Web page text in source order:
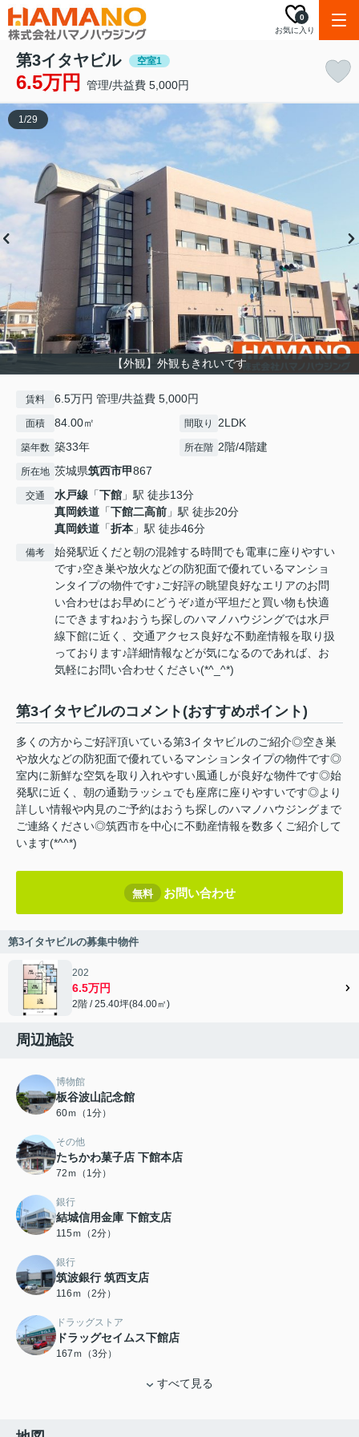
お気に入り
0
第3イタヤビル 空室1
6.5万円 管理/共益費 5,000円
【外観】外観もきれいです
1/29
賃料 6.5万円 管理/共益費 5,000円
面積 84.00㎡ 間取り 2LDK
築年数 築33年 所在階 2階/4階建
所在地 茨城県筑西市甲867
交通 水戸線 「下館 」駅 徒歩13分
真岡鉄道 「下館二高前 」駅 徒歩20分
真岡鉄道 「折本 」駅 徒歩46分
備考
始発駅近くだと朝の混雑する時間でも電車に座りやすい
です♪空き巣や放火などの防犯面で優れているマンショ
ンタイプの物件です♪ご好評の眺望良好なエリアのお問
い合わせはお早めにどうぞ♪道が平坦だと買い物も快適
にできますね♪おうち探しのハマノハウジングでは水戸
線下館に近く、交通アクセス良好な不動産情報を取り扱
っております♪詳細情報などが気になるのであれば、お
気軽にお問い合わせください(*^_^*)
第3イタヤビルのコメント(おすすめポイント)
多くの方からご好評頂いている第3イタヤビルのご紹介◎空き巣
や放火などの防犯面で優れているマンションタイプの物件です◎
室内に新鮮な空気を取り入れやすい風通しが良好な物件です◎始
発駅に近く、朝の通勤ラッシュでも座席に座りやすいです◎より
詳しい情報や内見のご予約はおうち探しのハマノハウジングまで
ご連絡ください◎筑西市を中心に不動産情報を数多くご紹介して
います(*^^*)
無料 お問い合わせ
第3イタヤビルの募集中物件
202
6.5万円
2階 / 25.40坪(84.00㎡)
周辺施設
博物館
板谷波山記念館
60ｍ（1分）
その他
たちかわ菓子店 下館本店
72ｍ（1分）
銀行
結城信用金庫 下館支店
115ｍ（2分）
銀行
筑波銀行 筑西支店
116ｍ（2分）
ドラッグストア
ドラッグセイムス下館店
167ｍ（3分）
すべて見る